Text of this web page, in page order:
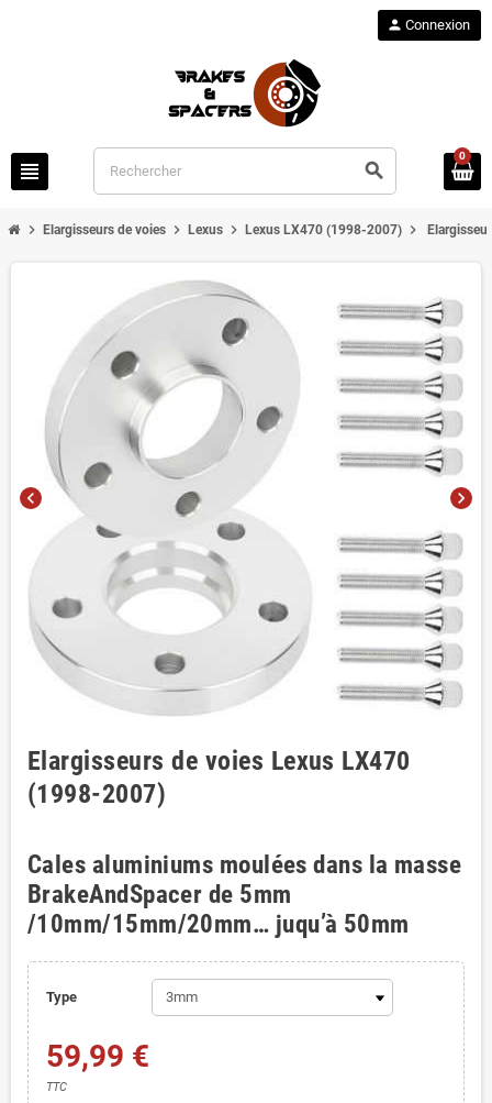
view_headline search
person Connexion
0
chevron_right Elargisseurs de voies chevron_right Lexus chevron_right Lexus LX470 (1998-2007) chevron_right
chevron_left chevron_right
Elargisseurs de voies Lexus LX470
(1998-2007)
Cales aluminiums moulées dans la masse
BrakeAndSpacer de 5mm
/10mm/15mm/20mm… juqu’à 50mm
Type
59,99 €
TTC